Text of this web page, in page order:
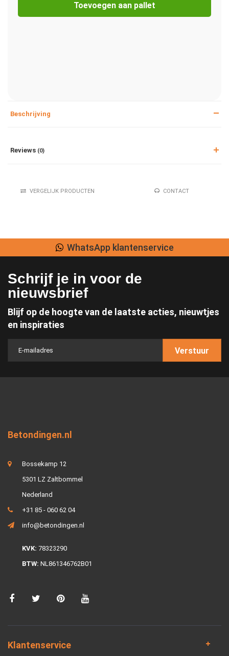
Toevoegen aan pallet
Beschrijving
Reviews (0)
VERGELIJK PRODUCTEN CONTACT
WhatsApp klantenservice
Schrijf je in voor de
nieuwsbrief
Blijf op de hoogte van de laatste acties, nieuwtjes
en inspiraties
Verstuur
Betondingen.nl
Bossekamp 12
5301 LZ Zaltbommel
Nederland
+31 85 - 060 62 04
info@betondingen.nl
KVK: 78323290
BTW: NL861346762B01
Klantenservice